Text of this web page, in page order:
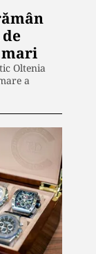
mari
Oltenia
a